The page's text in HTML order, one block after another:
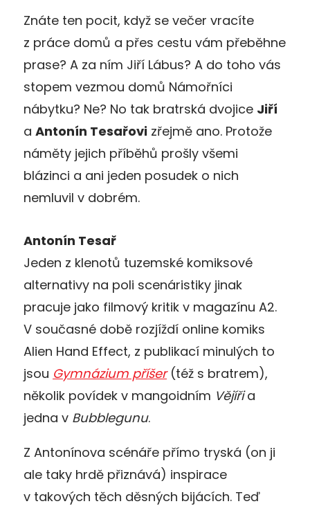
Znáte ten pocit, když se večer vracíte
z práce domů a přes cestu vám přeběhne
prase? A za ním Jiří Lábus? A do toho vás
stopem vezmou domů Námořníci
nábytku? Ne? No tak bratrská dvojice Jiří
a Antonín Tesařovi zřejmě ano. Protože
náměty jejich příběhů prošly všemi
blázinci a ani jeden posudek o nich
nemluvil v dobrém.
Antonín Tesař
Jeden z klenotů tuzemské komiksové
alternativy na poli scenáristiky jinak
pracuje jako filmový kritik v magazínu A2.
V současné době rozjíždí online komiks
Alien Hand Effect, z publikací minulých to
jsou Gymnázium příšer (též s bratrem),
několik povídek v mangoidním Vějířia
jedna v Bubblegunu.
Z Antonínova scénáře přímo tryská (on ji
ale taky hrdě přiznává) inspirace
v takových těch děsných bijácích. Teď